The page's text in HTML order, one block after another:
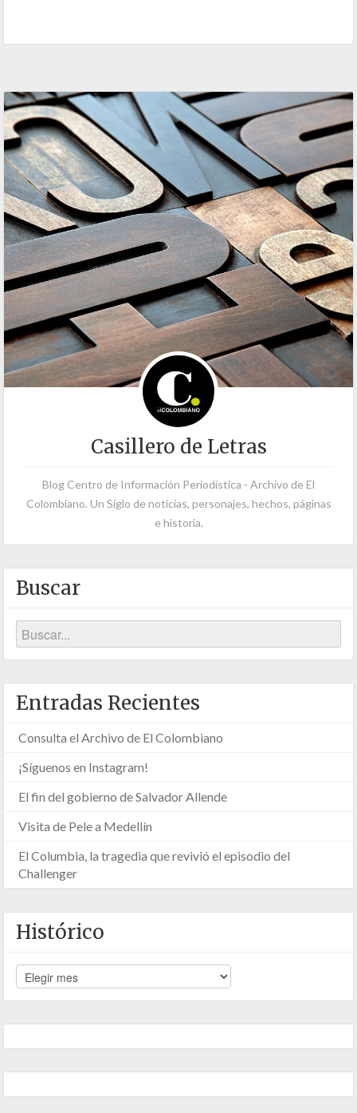
Casillero de Letras
Blog Centro de Información Periodística - Archivo de El
Colombiano. Un Siglo de noticias, personajes, hechos, páginas
e historia.
Buscar
Entradas Recientes
Consulta el Archivo de El Colombiano
¡Síguenos en Instagram!
El fin del gobierno de Salvador Allende
Visita de Pele a Medellín
El Columbia, la tragedia que revivió el episodio del
Challenger
Histórico